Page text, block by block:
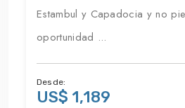
Estambul y Capadocia y no
oportunidad ...
Desde:
US$ 1,189